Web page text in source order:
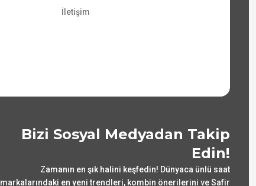
İletişim
Bizi Sosyal Medyadan Takip
Edin!
Zamanın en şık halini keşfedin! Dünyaca ünlü saat
markalarındaki en yeni trendleri, kombin önerilerini ve Safir